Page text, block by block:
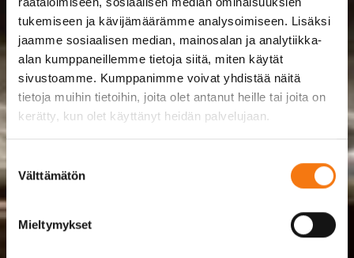
tukemiseen ja kävijämäärämme analysoimiseen. Lisäksi
jaamme sosiaalisen median, mainosalan ja analytiikka-
alan kumppaneillemme tietoja siitä, miten käytät
sivustoamme. Kumppanimme voivat yhdistää näitä
tietoja muihin tietoihin, joita olet antanut heille tai joita on
kerätty, kun olet käyttänyt heidän palvelujaan.
Suostumuksen
valinta
Välttämätön
Mieltymykset